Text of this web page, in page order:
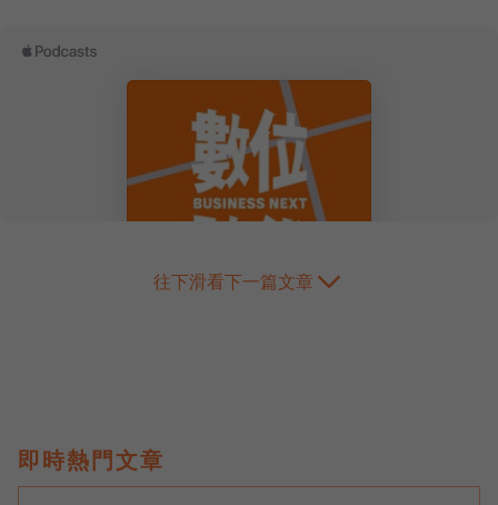
往下滑看下一篇文章
即時熱門文章